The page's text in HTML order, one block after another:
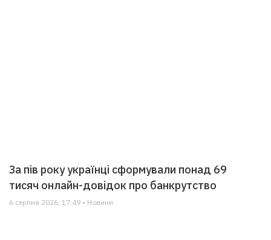
За пів року українці сформували понад 69
тисяч онлайн-довідок про банкрутство
6 серпня 2026, 17:49 • Новини